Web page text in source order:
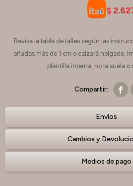
$
Revisa la tabla de talles según las
añadas más de 1 cm o calzará holgado.
plantilla interna, no la suela o

Envíos
Cambios y
Medios de pago